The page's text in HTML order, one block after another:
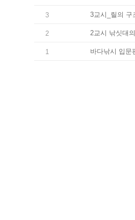
3 3교시_릴의 구
2 2교시 낚싯대
1 바다낚시 입문